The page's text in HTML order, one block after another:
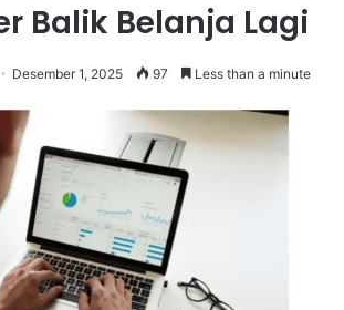
Balik Belanja Lagi
Desember 1, 2025 97 Less than a minute